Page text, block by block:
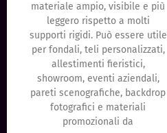
materiale ampio, visibile e più
leggero rispetto a molti
supporti rigidi. Può essere utile
per fondali, teli personalizzati,
allestimenti fieristici,
showroom, eventi aziendali,
pareti scenografiche, backdrop
fotografici e materiali
promozionali da